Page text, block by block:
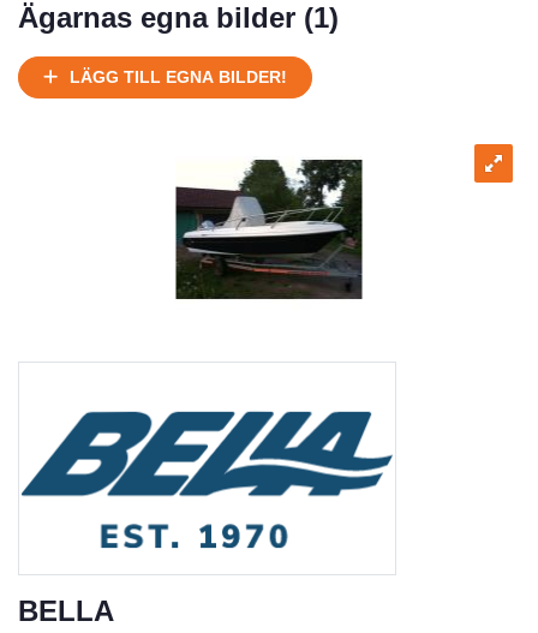
Ägarnas egna bilder (1)
LÄGG TILL EGNA BILDER!
BELLA